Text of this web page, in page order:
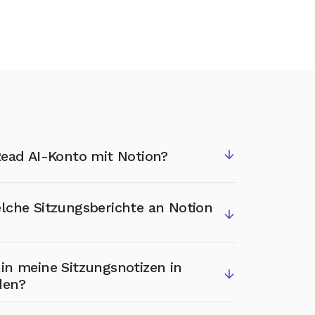
AI-Konto mit Notion?
Sie zu den Integrationen, wählen
um Berechtigungen zu
(Pro, Enterprise, Enterprise+)
Sitzungsberichte an Notion
manuell die Berichte auswählen, die
dass nur relevante Inhalte
meine Sitzungsnotizen in